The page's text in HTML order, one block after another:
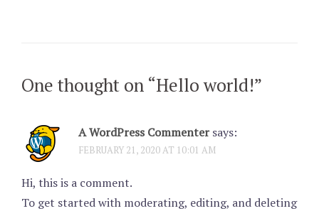
One thought on “Hello world!”
A WordPress Commenter says:
FEBRUARY 21, 2020 AT 10:01 AM
Hi, this is a comment.
To get started with moderating, editing, and deleting